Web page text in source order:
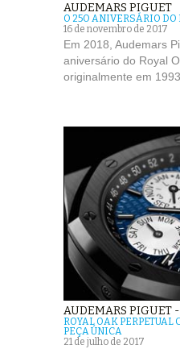
AUDEMARS PIGUET
O 25O ANIVERSÁRIO DO
16 de novembro de 2017
Em 2018, Audemars
aniversário do Royal
originalmente em 1993.
AUDEMARS PIGUET
ROYAL OAK PERPETUAL
PEÇA ÚNICA
21 de julho de 2017